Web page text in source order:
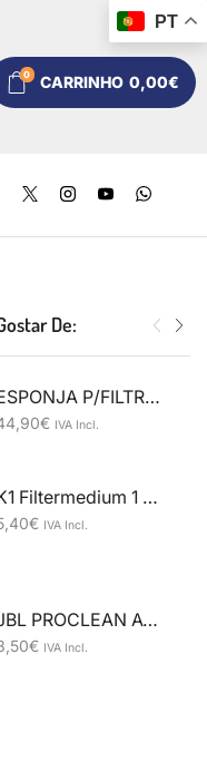
0 CARRINHO 0,00€
De:
ESPONJA P/FILTRO 50X50X10CM Grossa
€ IVA Incl.
K1 Filtermedium 1 Ltr
€ IVA Incl.
JBL PROCLEAN AQUA 250ml
€ IVA Incl.
PT